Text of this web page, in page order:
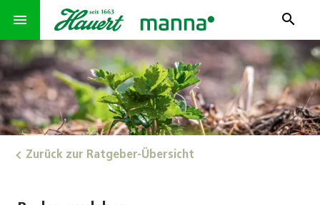
menu search
Zurück zur Ratgeber-Übersicht